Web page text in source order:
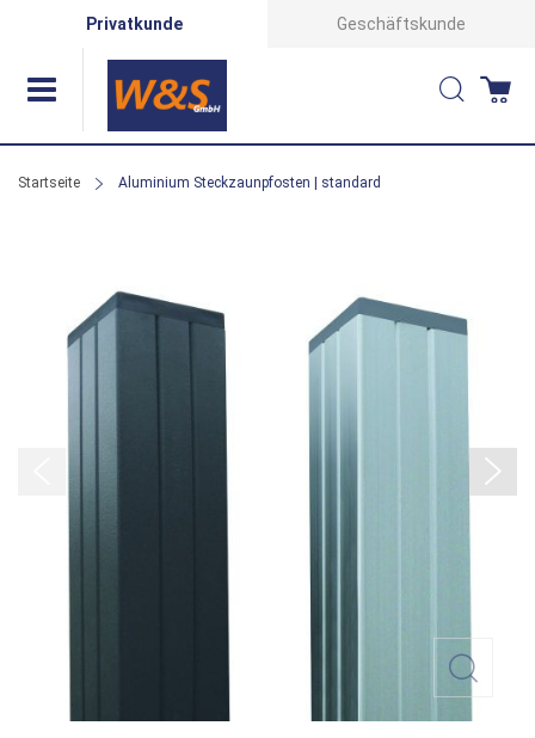
Privatkunde Geschäftskunde
Suche
Startseite Aluminium Steckzaunpfosten | standard
Bildergalerie